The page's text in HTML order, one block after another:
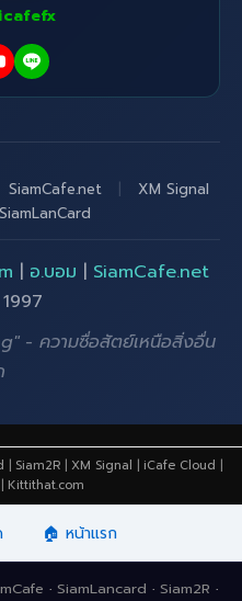
SiamCafe.net
XM Signal
SiamLanCard
| อ.บอม | SiamCafe.net
- ความซื่อสัตย์เหนือสิ่งอื่น
| Siam2R | XM Signal | iCafe Cloud |
| Kittithat.com
🏠 หน้าแรก
· SiamLancard · Siam2R ·